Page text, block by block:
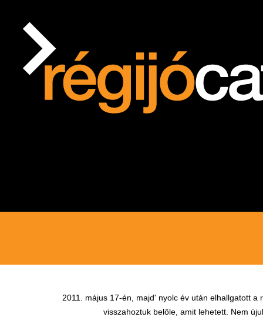
2011. május 17-én, majd' nyolc év után elhallgatott
visszahoztuk belőle, amit lehetett. Nem